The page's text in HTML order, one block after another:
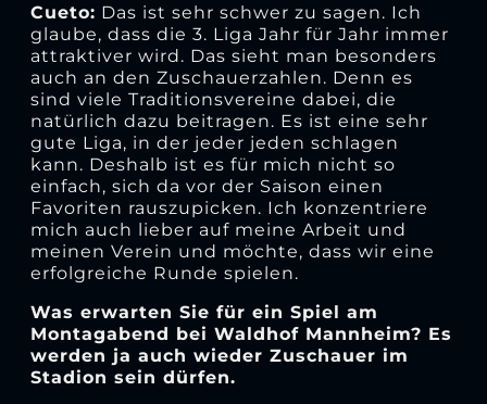
Cueto: Das ist sehr schwer zu sagen. Ich
glaube, dass die 3. Liga Jahr für Jahr immer
attraktiver wird. Das sieht man besonders
auch an den Zuschauerzahlen. Denn es
sind viele Traditionsvereine dabei, die
natürlich dazu beitragen. Es ist eine sehr
gute Liga, in der jeder jeden schlagen
kann. Deshalb ist es für mich nicht so
einfach, sich da vor der Saison einen
Favoriten rauszupicken. Ich konzentriere
mich auch lieber auf meine Arbeit und
meinen Verein und möchte, dass wir eine
erfolgreiche Runde spielen.
Was erwarten Sie für ein Spiel am
Montagabend bei Waldhof Mannheim? Es
werden ja auch wieder Zuschauer im
Stadion sein dürfen.